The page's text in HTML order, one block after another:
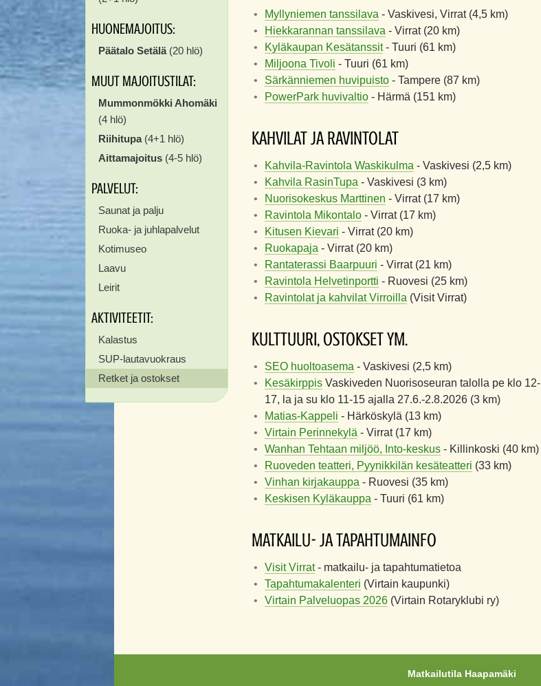
HUONEMAJOITUS:
Päätalo Setälä (20 hlö)
MUUT MAJOITUSTILAT:
Mummonmökki Ahomäki
(4 hlö)
Riihitupa (4+1 hlö)
Aittamajoitus (4-5 hlö)
PALVELUT:
Saunat ja palju
Ruoka- ja juhlapalvelut
Kotimuseo
Laavu
Leirit
AKTIVITEETIT:
Kalastus
SUP-lautavuokraus
Retket ja ostokset
Myllyniemen tanssilava - Vaskivesi, Virrat (4,5 km)
Hiekkarannan tanssilava - Virrat (20 km)
Kyläkaupan Kesätanssit- Tuuri (61 km)
Miljoona Tivoli - Tuuri (61 km)
Särkänniemen huvipuisto - Tampere (87 km)
PowerPark huvivaltio - Härmä (151 km)
KAHVILAT JA RAVINTOLAT
Kahvila-Ravintola Waskikulma - Vaskivesi (2,5 km)
Kahvila RasinTupa - Vaskivesi (3 km)
Nuorisokeskus Marttinen - Virrat (17 km)
Ravintola Mikontalo - Virrat (17 km)
Kitusen Kievari - Virrat (20 km)
Ruokapaja - Virrat (20 km)
Rantaterassi Baarpuuri - Virrat (21 km)
Ravintola Helvetinportti - Ruovesi (25 km)
Ravintolat ja kahvilat Virroilla (Visit Virrat)
KULTTUURI, OSTOKSET YM.
SEO huoltoasema - Vaskivesi (2,5 km)
Kesäkirppis Vaskiveden Nuorisoseuran talolla pe klo 12-
17, la ja su klo 11-15 ajalla 27.6.-2.8.2026 (3 km)
Matias-Kappeli - Härköskylä (13 km)
Virtain Perinnekylä - Virrat (17 km)
Wanhan Tehtaan miljöö, Into-keskus - Killinkoski (40 km)
Ruoveden teatteri, Pyynikkilän kesäteatteri (33 km)
Vinhan kirjakauppa - Ruovesi (35 km)
Keskisen Kyläkauppa - Tuuri (61 km)
MATKAILU- JA TAPAHTUMAINFO
Visit Virrat- matkailu- ja tapahtumatietoa
Tapahtumakalenteri (Virtain kaupunki)
Virtain Palveluopas 2026 (Virtain Rotaryklubi ry)
Matkailutila Haapamäki